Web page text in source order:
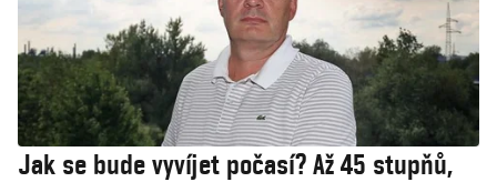
Jak se bude vyvíjet počasí? Až 45 stupňů,